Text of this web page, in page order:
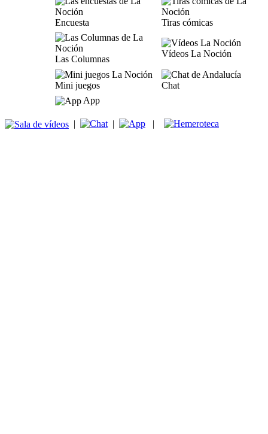
Encuesta Tiras cómicas
Las Columnas
Vídeos La Noción
Mini juegos
Chat
App
| | |